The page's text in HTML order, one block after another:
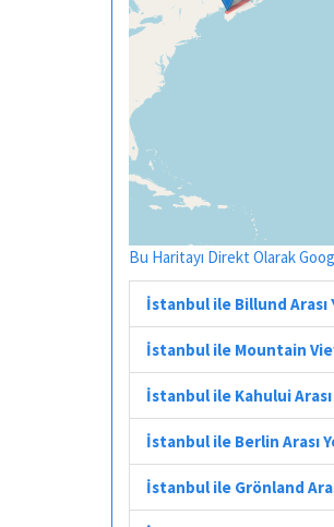
Bu Haritayı Direkt Olarak
İstanbul ile Billund
İstanbul ile Mountain
İstanbul ile Kahului
İstanbul ile Berlin Arası
İstanbul ile Grönland